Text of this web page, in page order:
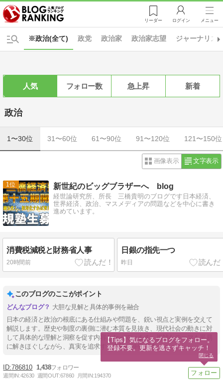
リーダー ログイン メニュー
※政治(全て) 政党 政治家 政治家志望 ジャーナリズ
人気 フォロー数 急上昇 新着
政治
1〜30位 31〜60位 61〜90位 91〜120位 121〜150位
画像表示 文字表示
1 新世紀のビッグブラザーへ blog
経世論研究所、所長 三橋貴明のブログです日本経済、
世界経済、政治、マスメディアの問題などを中心に書き
進めています。
消費税減税と財務省人事
20時間前
日銀の指先一つ
昨日
このブログのここがポイント
大胆な見解と具体的事例を融合
日本の経済と政治の根底にある仕組みや問題を、鋭い視点と実例を交えて
解説します。歴史や制度の裏側に潜む本質を見抜き、現代社会の動きに対
して具体的な理解と洞察を促す内容となっています。複雑なテーマも平易
に解きほぐしながら、真実を追求する姿勢が特徴です。
786810 1,438
週間IN:42630 週間OUT:67860 月間IN:194370
【Tips】気になるブログをフォロー。
登録不要。更新を逃さずキャッチ！
閉じる